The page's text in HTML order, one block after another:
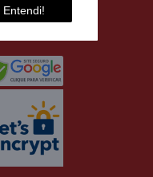
Entendi!